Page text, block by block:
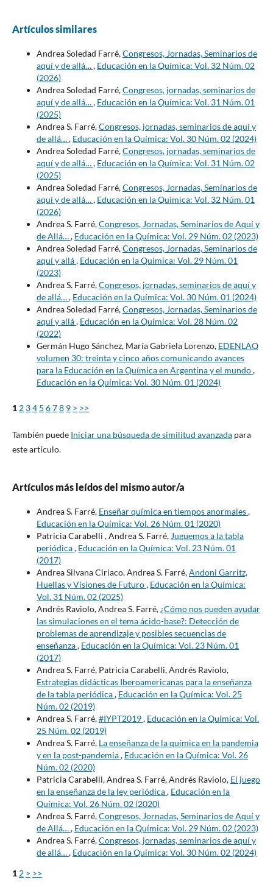
Artículos similares
Andrea Soledad Farré,Congresos, Jornadas, Seminarios de
aquí y de allá…, Educación en la Química: Vol. 32 Núm. 02
(2026)
Andrea Soledad Farré,Congresos, jornadas, seminarios de
aquí y de allá…, Educación en la Química: Vol. 31 Núm. 01
(2025)
Andrea S. Farré,Congresos, jornadas, seminarios de aquí y
de allá…, Educación en la Química: Vol. 30 Núm. 02 (2024)
Andrea Soledad Farré,Congresos, jornadas, seminarios de
aquí y de allá…, Educación en la Química: Vol. 31 Núm. 02
(2025)
Andrea Soledad Farré,Congresos, Jornadas, Seminarios de
aquí y de allá…, Educación en la Química: Vol. 32 Núm. 01
(2026)
Andrea S. Farré,Congresos, Jornadas, Seminarios de Aquí y
de Allá…, Educación en la Química: Vol. 29 Núm. 02 (2023)
Andrea Soledad Farré,Congresos, Jornadas, Seminarios de
aquí y allá, Educación en la Química: Vol. 29 Núm. 01
(2023)
Andrea S. Farré,Congresos, jornadas, seminarios de aquí y
de allá…, Educación en la Química: Vol. 30 Núm. 01 (2024)
Andrea Soledad Farré,Congresos, Jornadas, Seminarios de
aquí y allá, Educación en la Química: Vol. 28 Núm. 02
(2022)
Germán Hugo Sánchez, María Gabriela Lorenzo, EDENLAQ
volumen 30: treinta y cinco años comunicando avances
para la Educación en la Química en Argentina y el mundo,
Educación en la Química: Vol. 30 Núm. 01 (2024)
1 2 34 5 678 9 > >>
También puede Iniciar una búsqueda de similitud avanzadapara
este artículo.
Artículos más leídos del mismo autor/a
Andrea S. Farré, Enseñar química en tiempos anormales,
Educación en la Química: Vol. 26 Núm. 01 (2020)
Patricia Carabelli , Andrea S. Farré, Juguemos a la tabla
periódica, Educación en la Química: Vol. 23 Núm. 01
(2017)
Andrea Silvana Ciriaco, Andrea S. Farré,Andoni Garritz,
Huellas y Visiones de Futuro, Educación en la Química:
Vol. 31 Núm. 02 (2025)
Andrés Raviolo, Andrea S. Farré,¿Cómo nos pueden ayudar
las simulaciones en el tema ácido-base?: Detección de
problemas de aprendizaje y posibles secuencias de
enseñanza, Educación en la Química: Vol. 23 Núm. 01
(2017)
Andrea S. Farré, Patricia Carabelli, Andrés Raviolo,
Estrategias didácticas Iberoamericanas para la enseñanza
de la tabla periódica, Educación en la Química: Vol. 25
Núm. 02 (2019)
Andrea S. Farré,#IYPT2019, Educación en la Química: Vol.
25 Núm. 02 (2019)
Andrea S. Farré, La enseñanza de la química en la pandemia
y en la post-pandemia, Educación en la Química: Vol. 26
Núm. 02 (2020)
Patricia Carabelli, Andrea S. Farré, Andrés Raviolo, El juego
en la enseñanza de la ley periódica, Educación en la
Química: Vol. 26 Núm. 02 (2020)
Andrea S. Farré,Congresos, Jornadas, Seminarios de Aquí y
de Allá…, Educación en la Química: Vol. 29 Núm. 02 (2023)
Andrea S. Farré,Congresos, jornadas, seminarios de aquí y
de allá…, Educación en la Química: Vol. 30 Núm. 02 (2024)
1 2 > >>